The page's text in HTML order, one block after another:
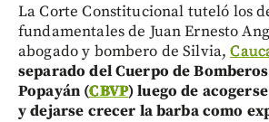
La Corte Constitucional tuteló los
fundamentales de Juan Ernesto
abogado y bombero de Silvia,
separado del Cuerpo de
Popayán (CBVP) luego de
y dejarse crecer la barba como